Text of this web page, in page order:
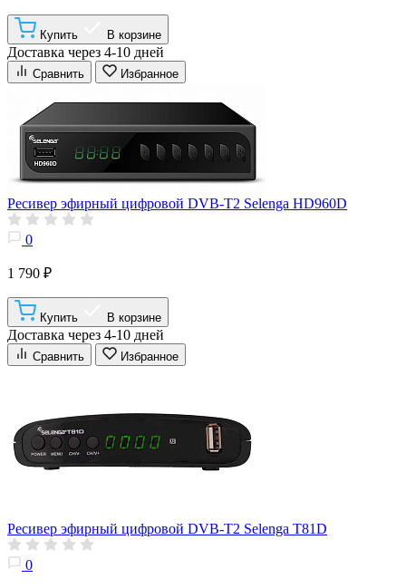
Купить В корзине
Доставка через 4-10 дней
Сравнить Избранное
Ресивер эфирный цифровой DVB-T2 Selenga HD960D
0
1 790 ₽
Купить В корзине
Доставка через 4-10 дней
Сравнить Избранное
Ресивер эфирный цифровой DVB-T2 Selenga T81D
0